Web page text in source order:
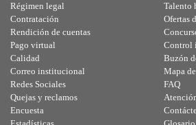
Régimen legal
Contratación
Rendición de cuentas
Pago virtual
Calidad
Talento
Ofertas
Control
Buzón
Correo institucional
Redes Sociales
Quejas y reclamos
Encuesta
Mapa
FAQ